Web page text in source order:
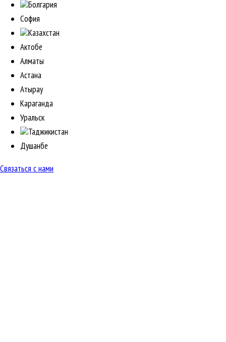
Болгария
София
Казахстан
Актобе
Алматы
Астана
Атырау
Караганда
Уральск
Таджикистан
Душанбе
Связаться с нами